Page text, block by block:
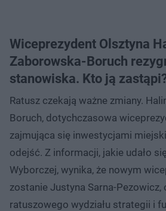
Wiceprezydent Olsztyna
Zaborowska-Boruch
stanowiska. Kto ją
Ratusz czekają ważne zmiany.
Boruch, dotychczasowa
zajmująca się inwestycjami
odejść. Z informacji, jakie udało
Wyborczej, wynika, że nowym
zostanie Justyna Sarna-
ratuszowego wydziału strategii i